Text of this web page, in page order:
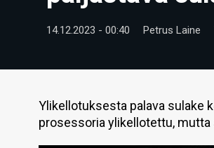
14.12.2023 - 00:40 Petrus Laine
Ylikellotuksesta palava sulake
prosessoria ylikellotettu, mutta